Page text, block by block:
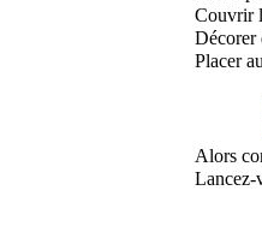
Couvrir
Décorer
Placer
Alors
Lancez-